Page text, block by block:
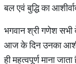
बल एवं बुद्धि का
भगवान श्री गणेश
आज के दिन उनका
ही महत्वपूर्ण माना